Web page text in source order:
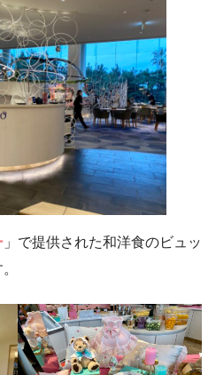
」で提供された和洋食のビュッ